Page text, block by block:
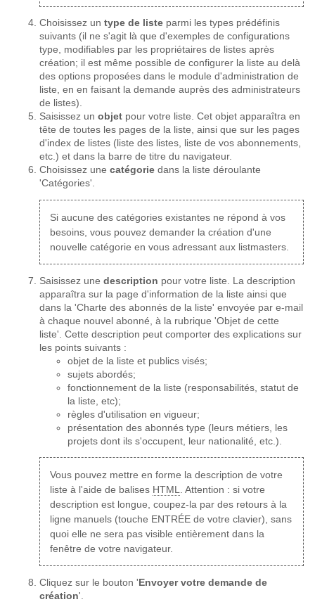
Choisissez un type de liste parmi les types prédéfinis
suivants (il ne s'agit là que d'exemples de configurations
type, modifiables par les propriétaires de listes après
création; il est même possible de configurer la liste au delà
des options proposées dans le module d'administration de
liste, en en faisant la demande auprès des administrateurs
de listes).
Saisissez un objet pour votre liste. Cet objet apparaîtra en
tête de toutes les pages de la liste, ainsi que sur les pages
d'index de listes (liste des listes, liste de vos abonnements,
etc.) et dans la barre de titre du navigateur.
Choisissez une catégorie dans la liste déroulante
'Catégories'.
Si aucune des catégories existantes ne répond à vos
besoins, vous pouvez demander la création d'une
nouvelle catégorie en vous adressant aux listmasters.
Saisissez une description pour votre liste. La description
apparaîtra sur la page d'information de la liste ainsi que
dans la 'Charte des abonnés de la liste' envoyée par e-mail
à chaque nouvel abonné, à la rubrique 'Objet de cette
liste'. Cette description peut comporter des explications sur
les points suivants :
objet de la liste et publics visés;
sujets abordés;
fonctionnement de la liste (responsabilités, statut de
la liste, etc);
règles d'utilisation en vigueur;
présentation des abonnés type (leurs métiers, les
projets dont ils s'occupent, leur nationalité, etc.).
Vous pouvez mettre en forme la description de votre
liste à l'aide de balises HTML
. Attention : si votre
description est longue, coupez-la par des retours à la
ligne manuels (touche ENTRÉE de votre clavier), sans
quoi elle ne sera pas visible entièrement dans la
fenêtre de votre navigateur.
Cliquez sur le bouton ' Envoyer votre demande de
création'.